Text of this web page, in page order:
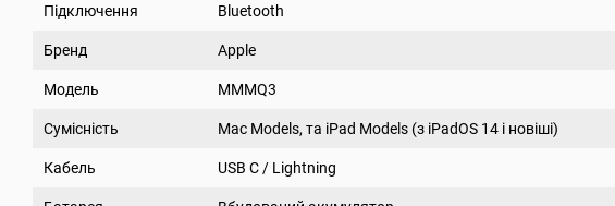
Підключення Bluetooth
Бренд Apple
Модель MMMQ3
Сумісність Mac Models, та iPad Models (з iPadOS 14 і новіші)
Кабель USB C / Lightning